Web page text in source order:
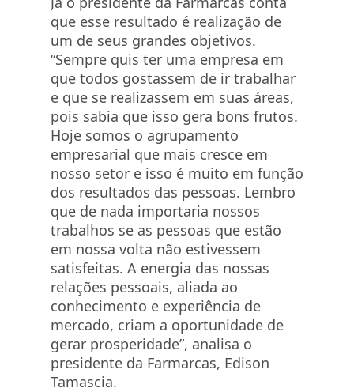
que esse resultado é realização de
um de seus grandes objetivos.
“Sempre quis ter uma empresa em
que todos gostassem de ir trabalhar
e que se realizassem em suas áreas,
pois sabia que isso gera bons frutos.
Hoje somos o agrupamento
empresarial que mais cresce em
nosso setor e isso é muito em função
dos resultados das pessoas. Lembro
que de nada importaria nossos
trabalhos se as pessoas que estão
em nossa volta não estivessem
satisfeitas. A energia das nossas
relações pessoais, aliada ao
conhecimento e experiência de
mercado, criam a oportunidade de
gerar prosperidade”, analisa o
presidente da Farmarcas, Edison
Tamascia.